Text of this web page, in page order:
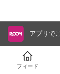
アプリで
フィード